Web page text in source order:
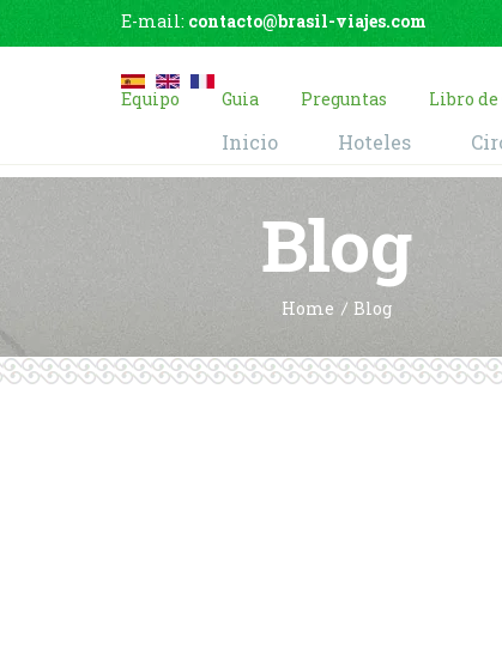
E-mail: contacto@brasil-viajes.com
Equipo Guia Preguntas Libro de
Inicio Hoteles
Blog
Home Blog